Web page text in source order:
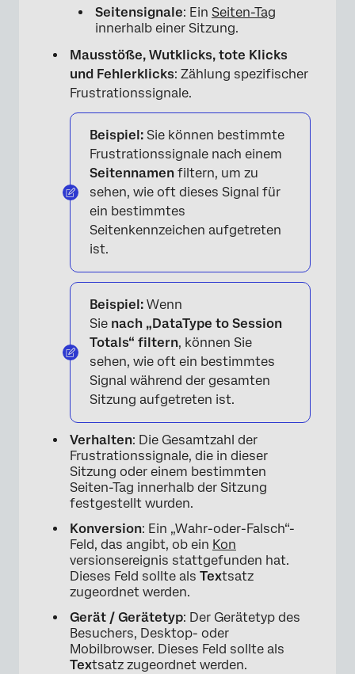
Seitensignale: Ein Seiten-Tag
innerhalb einer Sitzung.
Mausstöße, Wutklicks, tote Klicks
und Fehlerklicks: Zählung spezifischer
Frustrationssignale.
Beispiel: Sie können bestimmte
Frustrationssignale nach einem
Seitennamen filtern, um zu
sehen, wie oft dieses Signal für
ein bestimmtes
Seitenkennzeichen aufgetreten
ist.
Beispiel: Wenn
Sie nach „DataType to Session
Totals“ filtern, können Sie
sehen, wie oft ein bestimmtes
Signal während der gesamten
Sitzung aufgetreten ist.
Verhalten: Die Gesamtzahl der
Frustrationssignale, die in dieser
Sitzung oder einem bestimmten
Seiten-Tag innerhalb der Sitzung
festgestellt wurden.
Konversion: Ein „Wahr-oder-Falsch“-
Feld, das angibt, ob ein Kon
versionsereignis stattgefunden hat.
Dieses Feld sollte als Textsatz
zugeordnet werden.
Gerät / Gerätetyp: Der Gerätetyp des
Besuchers, Desktop- oder
Mobilbrowser. Dieses Feld sollte als
Textsatz zugeordnet werden.